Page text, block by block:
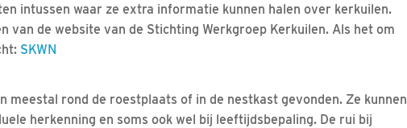
intussen waar ze extra informatie kunnen halen over kerkuilen.
van de website van de Stichting Werkgroep Kerkuilen. Als het om
SKWN
meestal rond de roestplaats of in de nestkast gevonden. Ze kunnen
herkenning en soms ook wel bij leeftijdsbepaling. De rui bij